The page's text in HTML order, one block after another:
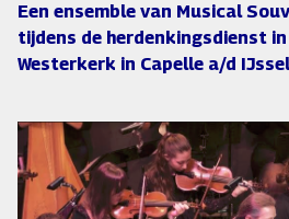
Een ensemble van Musical
tijdens de herdenkingsdienst in
Westerkerk in Capelle a/d IJssel